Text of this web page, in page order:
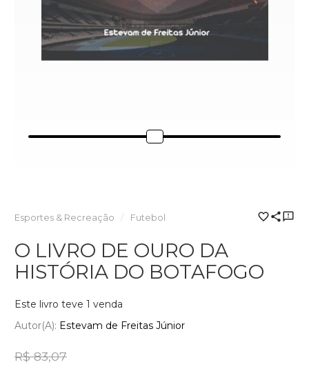
Esportes & Recreação Futebol
O LIVRO DE OURO DA
HISTÓRIA DO BOTAFOGO
Este livro teve 1 venda
Autor(a): Estevam de Freitas Júnior
R$ 83,07